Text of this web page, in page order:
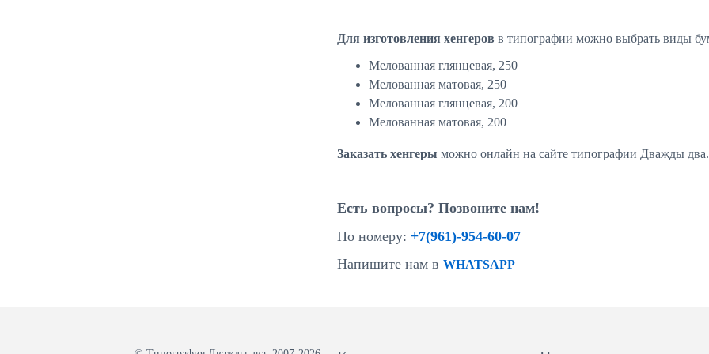
Для изготовления хенгеров в типографии можно выбрать виды
Мелованная глянцевая, 250
Мелованная матовая, 250
Мелованная глянцевая, 200
Мелованная матовая, 200
Заказать хенгеры можно онлайн на сайте типографии Дважды два.
Есть вопросы? Позвоните нам!
По номеру: +7(961)-954-60-07
Напишите нам в WHATSAPP